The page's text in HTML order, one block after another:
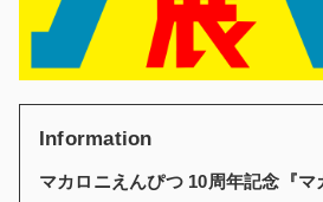
Information
マカロニえんぴつ 10周年記念『